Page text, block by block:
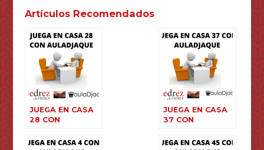
Artículos Recomendados
JUEGA EN CASA
28 CON
JUEGA EN CASA
37 CON